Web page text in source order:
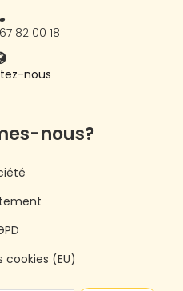
82 00 18
nous
nous?
cookies (EU)